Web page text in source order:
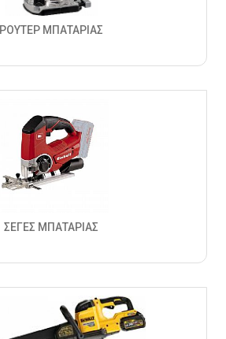
ΡΟΥΤΕΡ ΜΠΑΤΑΡΙΑΣ
ΣΕΓΕΣ ΜΠΑΤΑΡΙΑΣ